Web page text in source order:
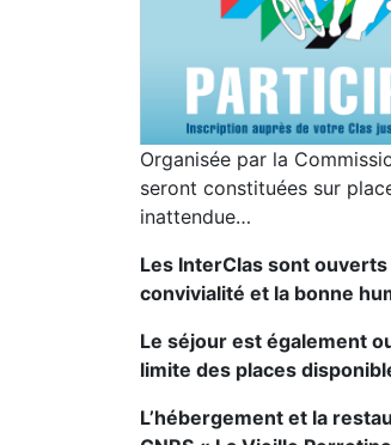
Organisée par la
seront constituées sur
inattendue…
Les InterClas sont
convivialité et la bonne
Le séjour est également
limite des places
L’hébergement et la